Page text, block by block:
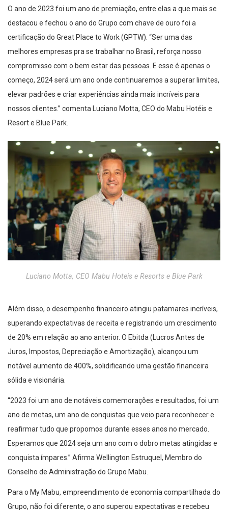
O ano de 2023 foi um ano de premiação, entre elas a que mais se
destacou e fechou o ano do Grupo com chave de ouro foi a
certificação do Great Place to Work (GPTW). “Ser uma das
melhores empresas pra se trabalhar no Brasil, reforça nosso
compromisso com o bem estar das pessoas. E esse é apenas o
começo, 2024 será um ano onde continuaremos a superar limites,
elevar padrões e criar experiências ainda mais incríveis para
nossos clientes.” comenta Luciano Motta, CEO do Mabu Hotéis e
Resort e Blue Park.
Luciano Motta, CEO Mabu Hoteis e Resorts e Blue Park
Além disso, o desempenho financeiro atingiu patamares incríveis,
superando expectativas de receita e registrando um crescimento
de 20% em relação ao ano anterior. O Ebitda (Lucros Antes de
Juros, Impostos, Depreciação e Amortização), alcançou um
notável aumento de 400%, solidificando uma gestão financeira
sólida e visionária.
“2023 foi um ano de notáveis comemorações e resultados, foi um
ano de metas, um ano de conquistas que veio para reconhecer e
reafirmar tudo que propomos durante esses anos no mercado.
Esperamos que 2024 seja um ano com o dobro metas atingidas e
conquista ímpares.” Afirma Wellington Estruquel, Membro do
Conselho de Administração do Grupo Mabu.
Para o My Mabu, empreendimento de economia compartilhada do
Grupo, não foi diferente, o ano superou expectativas e recebeu